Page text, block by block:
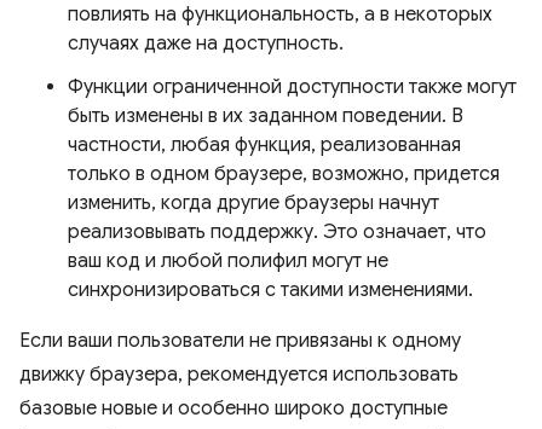
повлиять на функциональность, а в некоторых
случаях даже на доступность.
Функции ограниченной доступности также могут
быть изменены в их заданном поведении. В
частности, любая функция, реализованная
только в одном браузере, возможно, придется
изменить, когда другие браузеры начнут
реализовывать поддержку. Это означает, что
ваш код и любой полифил могут не
синхронизироваться с такими изменениями.
Если ваши пользователи не привязаны к одному
движку браузера, рекомендуется использовать
базовые новые и особенно широко доступные